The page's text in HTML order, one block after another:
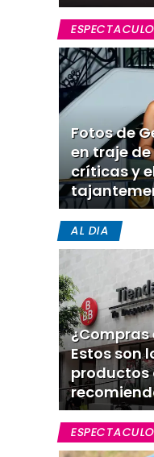
Fotos de
en traje
críticas y
AL DIA
¿Compras
Estos son
productos